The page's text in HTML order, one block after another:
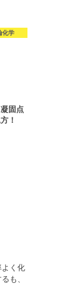
化学
固点
！
よく化
も、